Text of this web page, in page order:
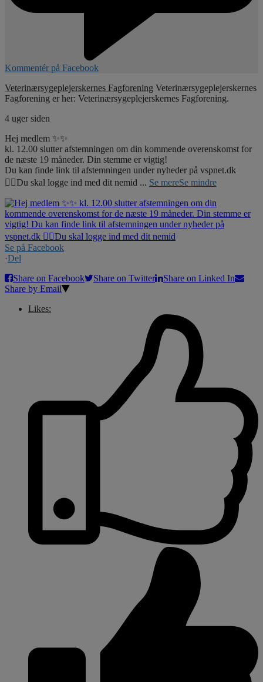
Kommentér på Facebook
Veterinærsygeplejerskernes Fagforening Veterinærsygeplejerskernes
Fagforening er her: Veterinærsygeplejerskernes Fagforening.
4 uger siden
Hej medlem ✨✨
kl. 12.00 slutter afstemningen om din kommende overenskomst for
de næste 19 måneder. Din stemme er vigtig!
Du kan finde link til afstemningen under nyheder på vspnet.dk
☝🏼Du skal logge ind med dit nemid ... Se mereSe mindre
Se på Facebook
·Del
Share on Facebook
Share on Twitter
Share on Linked In
Share by Email
Likes: